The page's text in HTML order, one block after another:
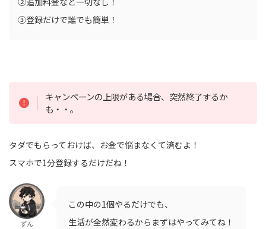
③登録だけで誰でも簡単！
キャンペーンの上限がある場合、突然終了するか
も・・。
タダでもらっておけば、お金で悩まなくて済むよ！
スマホで1分登録するだけだね！
ずん
この中の1個やるだけでも、
生活が全然変わるからまずはやってみてね！